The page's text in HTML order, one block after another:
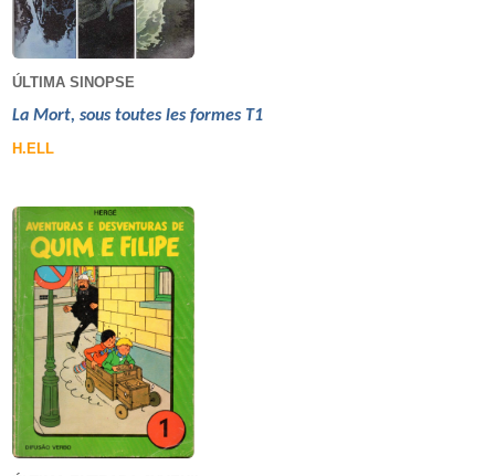
ÚLTIMA SINOPSE
La Mort, sous toutes les formes T1
H.ELL